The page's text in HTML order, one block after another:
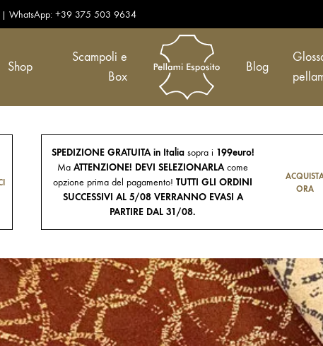
| WhatsApp: +39 375 503 9634
Shop
Scampoli e
Box
Esposito
di
pelle
e
cuoio
da
generazioni
Blog
SPEDIZIONE GRATUITA in Italiasopra i 199euro!
MaATTENZIONE! DEVI SELEZIONARLAcome
opzione prima del pagamento!TUTTI GLI ORDINI
SUCCESSIVI AL 5/08 VERRANNO EVASI A
PARTIRE DAL 31/08.
ORA